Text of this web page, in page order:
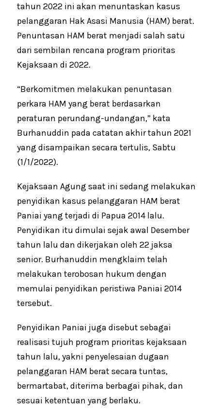
tahun 2022 ini akan menuntaskan kasus
pelanggaran Hak Asasi Manusia (HAM) berat.
Penuntasan HAM berat menjadi salah satu
dari sembilan rencana program prioritas
Kejaksaan di 2022.
“Berkomitmen melakukan penuntasan
perkara HAM yang berat berdasarkan
peraturan perundang-undangan,” kata
Burhanuddin pada catatan akhir tahun 2021
yang disampaikan secara tertulis, Sabtu
(1/1/2022).
Kejaksaan Agung saat ini sedang melakukan
penyidikan kasus pelanggaran HAM berat
Paniai yang terjadi di Papua 2014 lalu.
Penyidikan itu dimulai sejak awal Desember
tahun lalu dan dikerjakan oleh 22 jaksa
senior. Burhanuddin mengklaim telah
melakukan terobosan hukum dengan
memulai penyidikan peristiwa Paniai 2014
tersebut.
Penyidikan Paniai juga disebut sebagai
realisasi tujuh program prioritas kejaksaan
tahun lalu, yakni penyelesaian dugaan
pelanggaran HAM berat secara tuntas,
bermartabat, diterima berbagai pihak, dan
sesuai ketentuan yang berlaku.